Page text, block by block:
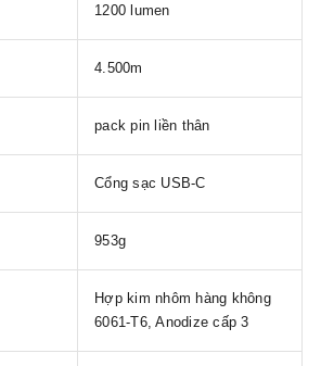
1200 lumen
4.500m
pack pin liền thân
Cổng sạc USB-C
953g
Hợp kim nhôm hàng không
6061-T6, Anodize cấp 3